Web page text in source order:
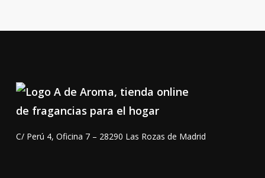
C/ Perú 4, Oficina 7 – 28290 Las Rozas de Madrid